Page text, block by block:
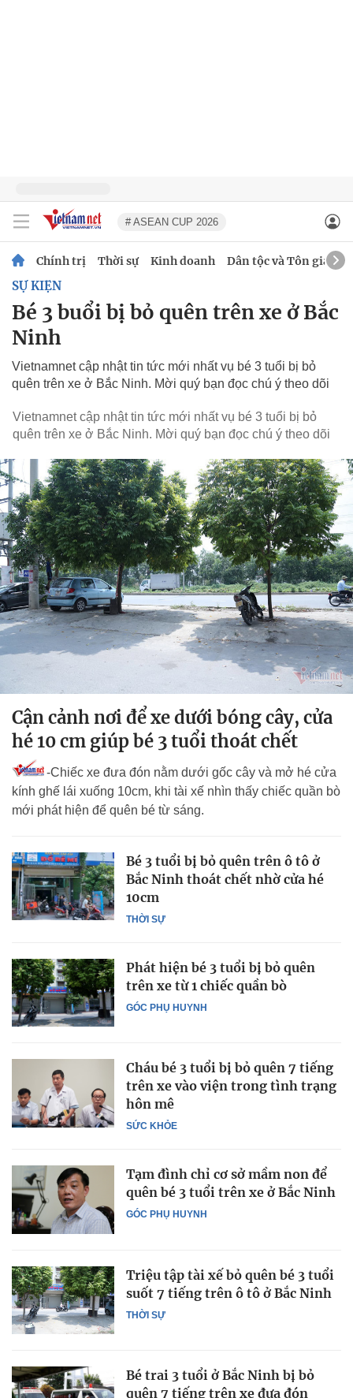
# ASEAN CUP 2026
Chính trị Thời sự Kinh doanh Dân tộc và Tôn giáo
SỰ KIỆN
Bé 3 buổi bị bỏ quên trên xe ở Bắc
Ninh
Vietnamnet cập nhật tin tức mới nhất vụ bé 3 tuổi bị bỏ
quên trên xe ở Bắc Ninh. Mời quý bạn đọc chú ý theo dõi
Vietnamnet cập nhật tin tức mới nhất vụ bé 3 tuổi bị bỏ
quên trên xe ở Bắc Ninh. Mời quý bạn đọc chú ý theo dõi
Cận cảnh nơi để xe dưới bóng cây, cửa
hé 10 cm giúp bé 3 tuổi thoát chết
-Chiếc xe đưa đón nằm dưới gốc cây và mở hé cửa
kính ghế lái xuống 10cm, khi tài xế nhìn thấy chiếc quần bò
mới phát hiện để quên bé từ sáng.
THỜI SỰ
Bé 3 tuổi bị bỏ quên trên ô tô ở
Bắc Ninh thoát chết nhờ cửa hé
10cm
GÓC PHỤ HUYNH
Phát hiện bé 3 tuổi bị bỏ quên
trên xe từ 1 chiếc quần bò
SỨC KHỎE
Cháu bé 3 tuổi bị bỏ quên 7 tiếng
trên xe vào viện trong tình trạng
hôn mê
GÓC PHỤ HUYNH
Tạm đình chỉ cơ sở mầm non để
quên bé 3 tuổi trên xe ở Bắc Ninh
THỜI SỰ
Triệu tập tài xế bỏ quên bé 3 tuổi
suốt 7 tiếng trên ô tô ở Bắc Ninh
Bé trai 3 tuổi ở Bắc Ninh bị bỏ
quên 7 tiếng trên xe đưa đón